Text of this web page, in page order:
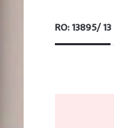
RO: 13895/ 13